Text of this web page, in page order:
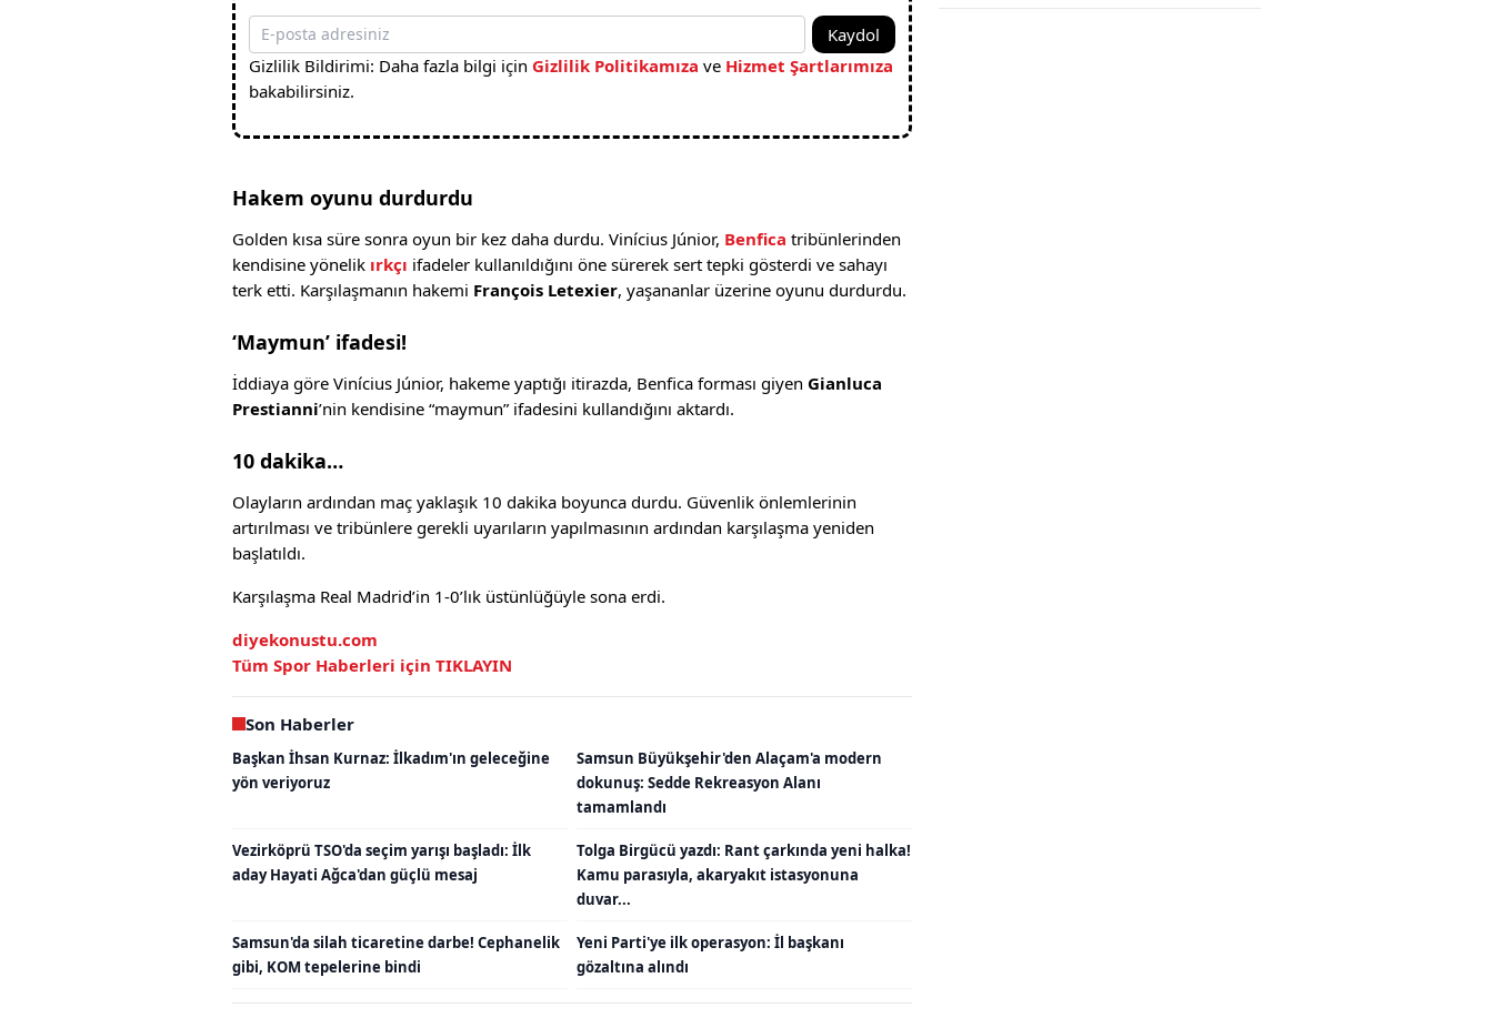
Kaydol
Gizlilik Bildirimi: Daha fazla bilgi için Gizlilik Politikamıza ve Hizmet Şartlarımıza
bakabilirsiniz.
Hakem oyunu durdurdu
Golden kısa süre sonra oyun bir kez daha durdu. Vinícius Júnior, Benfica tribünlerinden
kendisine yönelik ırkçı ifadeler kullanıldığını öne sürerek sert tepki gösterdi ve sahayı
terk etti. Karşılaşmanın hakemi François Letexier, yaşananlar üzerine oyunu durdurdu.
‘Maymun’ ifadesi!
İddiaya göre Vinícius Júnior, hakeme yaptığı itirazda, Benfica forması giyen Gianluca
Prestianni’nin kendisine “maymun” ifadesini kullandığını aktardı.
10 dakika…
Olayların ardından maç yaklaşık 10 dakika boyunca durdu. Güvenlik önlemlerinin
artırılması ve tribünlere gerekli uyarıların yapılmasının ardından karşılaşma yeniden
başlatıldı.
Karşılaşma Real Madrid’in 1-0’lık üstünlüğüyle sona erdi.
diyekonustu.com
Tüm Spor Haberleri için TIKLAYIN
Son Haberler
Başkan İhsan Kurnaz: İlkadım'ın geleceğine
yön veriyoruz
Samsun Büyükşehir'den Alaçam'a modern
dokunuş: Sedde Rekreasyon Alanı
tamamlandı
Vezirköprü TSO'da seçim yarışı başladı: İlk
aday Hayati Ağca'dan güçlü mesaj
Tolga Birgücü yazdı: Rant çarkında yeni halka!
Kamu parasıyla, akaryakıt istasyonuna
duvar...
Samsun'da silah ticaretine darbe! Cephanelik
gibi, KOM tepelerine bindi
Yeni Parti'ye ilk operasyon: İl başkanı
gözaltına alındı